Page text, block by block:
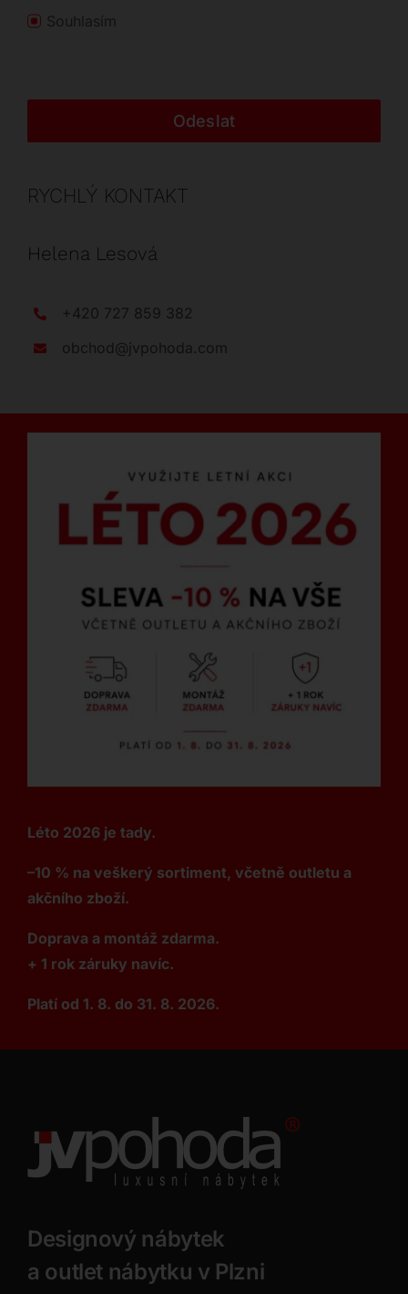
Souhlasím
Odeslat
RYCHLÝ KONTAKT
Helena Lesová
+420 727 859 382
obchod@jvpohoda.com
Léto 2026 je tady.
–10 % na veškerý sortiment, včetně outletu a
akčního zboží.
Doprava a montáž zdarma.
+ 1 rok záruky navíc.
Platí od 1. 8. do 31. 8. 2026.
Designový nábytek
a outlet nábytku v Plzni